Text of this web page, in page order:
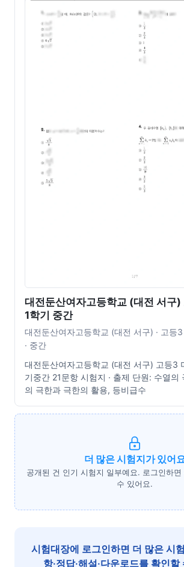
대전둔산여자고등학교 (대전 서구
1학기 중간
대전둔산여자고등학교 (대전 서구) · 고등3
· 중간
대전둔산여자고등학교 (대전 서구) 고등3
기중간 21문항 시험지 · 출제 단원: 수열의
의 극한과 극한의 활용, 등비급수
더 많은 시험지가 있어요
공개된 건 인기 시험지 일부예요. 로그인하
수 있어요.
시험대장에 로그인하면 더 많은 시
항·정답·해설·다운로드를 확인